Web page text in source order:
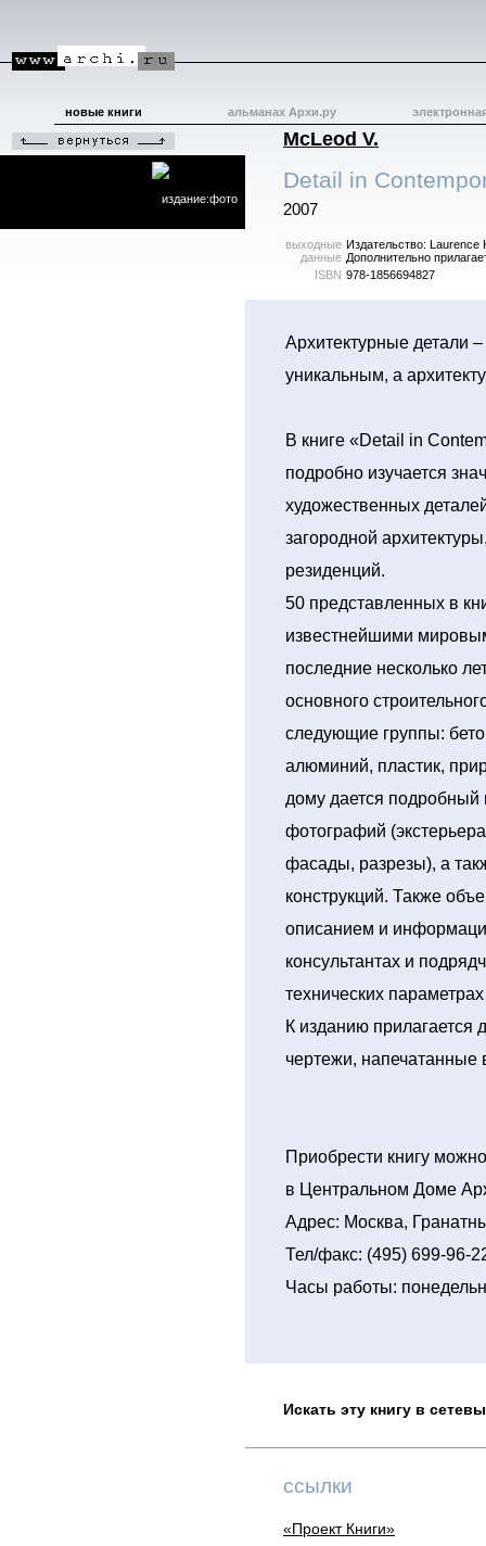
новые книги альманах Архи.ру
издание:фото
McLeod V.
Detail in
2007
выходные
данные
Издательство: Laurence
Дополнительно
ISBN 978-1856694827
Архитектурные детали –
уникальным, а
В книге «Detail in
подробно изучается
художественных
загородной
резиденций.
50 представленных в
известнейшими
последние несколько
основного
следующие группы:
алюминий, пластик,
дому дается
фотографий
фасады, разрезы), а
конструкций. Также
описанием и
консультантах и
технических
К изданию прилагается
чертежи, напечатанные
Приобрести книгу
в Центральном Доме
Адрес: Москва,
Тел/факс: (495) 699-96-
Часы работы:
Искать эту книгу в
ссылки
«Проект Книги»